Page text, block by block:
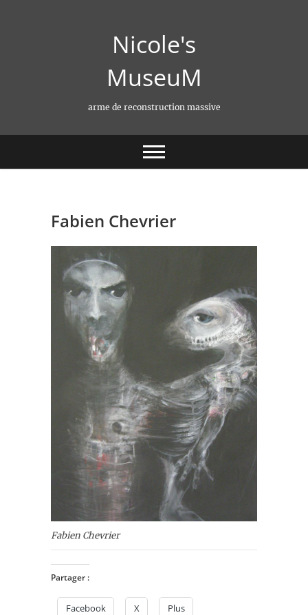
Nicole's
MuseuM
arme de reconstruction massive
Fabien Chevrier
Fabien Chevrier
Partager :
Facebook X Plus